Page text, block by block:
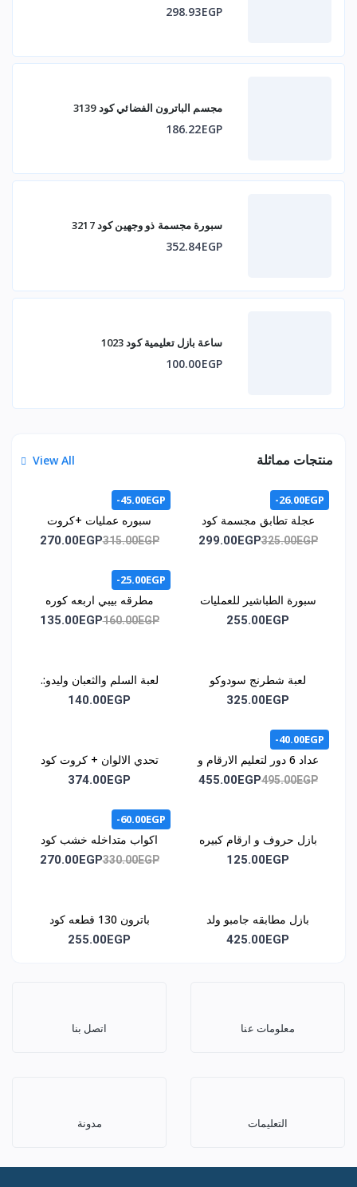
298.93EGP
مجسم الباترون الفضائي كود 3139
186.22EGP
سبورة مجسمة ذو وجهين كود 3217
352.84EGP
ساعة بازل تعليمية كود 1023
100.00EGP
منتجات مماثلة View All
-26.00EGP
عجلة تطابق مجسمة كود
1071325.00EGP
299.00EGP
-45.00EGP
سبوره عمليات +كروت
اشكال هندسيه +كروت /
315.00EGP
270.00EGP
سبورة الطباشير للعمليات
الحسابية كود 1014
255.00EGP
-25.00EGP
مطرقه بيبي اربعه كوره
كود 1015
160.00EGP
135.00EGP
لعبة شطرنج سودوكو
مغناطيس كود1030
325.00EGP
لعبة السلم والثعبان وليدو:.
كود اللعبه :. 1035
140.00EGP
-40.00EGP
عداد 6 دور لتعليم الارقام و
الحروف وسائل المواصلات
495.00EGP
455.00EGP
تحدي الالوان + كروت كود
1044
374.00EGP
بازل حروف و ارقام كبيره
كود 1046
125.00EGP
-60.00EGP
اكواب متداخله خشب كود
1051330.00EGP
270.00EGP
بازل مطابقه جامبو ولد
وبنت كود 1062
425.00EGP
باترون 130 قطعه كود
1068
255.00EGP
معلومات عنا اتصل بنا
التعليمات مدونة